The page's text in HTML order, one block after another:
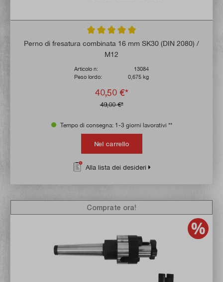
Valutazione media di 5 su 5 stelle
Perno di fresatura combinata 16 mm SK30 (DIN 2080) /
M12
Articolo n:
13084
Peso lordo:
0,675 kg
40,50 €*
49,00 €*
Tempo di consegna: 1-3 giorni lavorativi **
Nel carrello
Alla lista dei desideri
Comprate ora!